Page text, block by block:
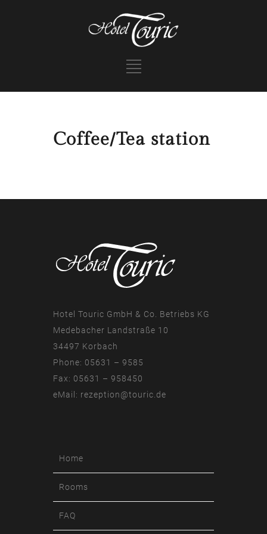
Coffee/Tea station
Hotel Touric GmbH & Co. Betriebs KG
Medebacher Landstraße 10
34497 Korbach
Phone: 05631 – 9585
Fax: 05631 – 958450
eMail: rezeption@touric.de
Home
Rooms
FAQ